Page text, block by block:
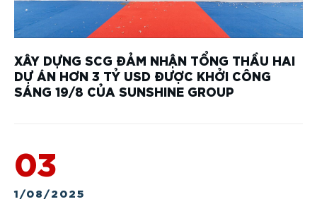
XÂY DỰNG SCG ĐẢM NHẬN TỔNG THẦU HAI
DỰ ÁN HƠN 3 TỶ USD ĐƯỢC KHỞI CÔNG
SÁNG 19/8 CỦA SUNSHINE GROUP
03
1/08/2025